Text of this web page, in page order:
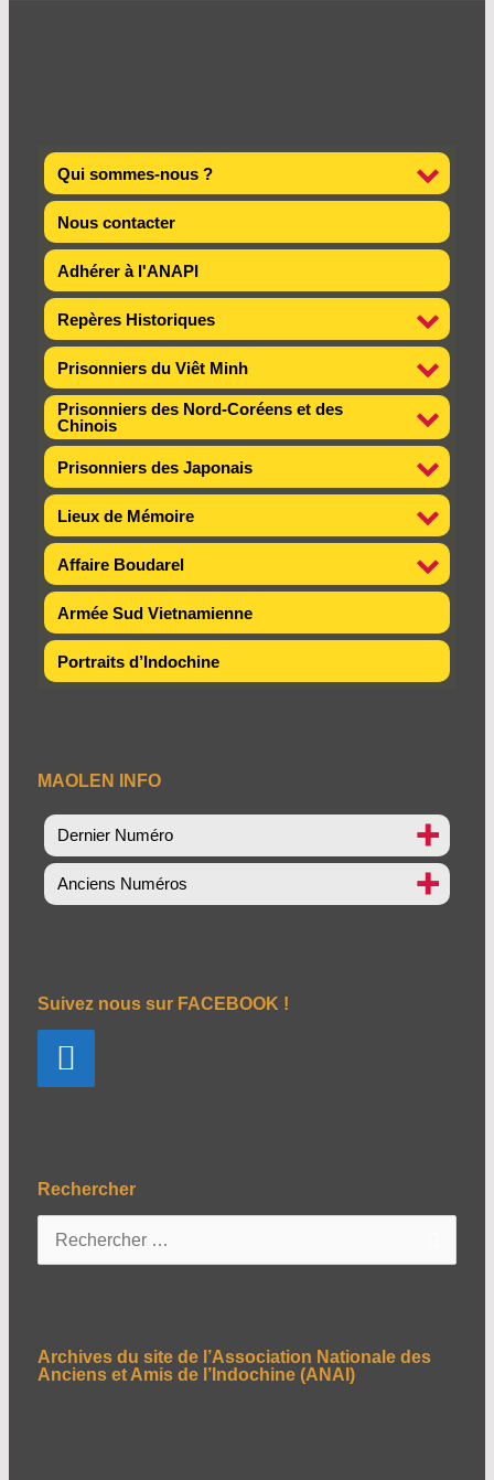
Qui sommes-nous ?
Nous contacter
Adhérer à l'ANAPI
Repères Historiques
Prisonniers du Viêt Minh
Prisonniers des Nord-Coréens et des
Chinois
Prisonniers des Japonais
Lieux de Mémoire
Affaire Boudarel
Armée Sud Vietnamienne
Portraits d’Indochine
MAOLEN INFO
Dernier Numéro
Anciens Numéros
Suivez nous sur FACEBOOK !
Rechercher
rArchives du site de l’Association Nationale des
Anciens et Amis de l’Indochine (ANAI)